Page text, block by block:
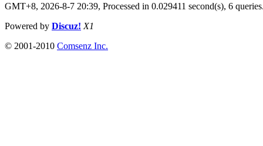
GMT+8, 2026-8-7 20:39, Processed in 0.029411 second(s), 6 queries
Powered by Discuz! X1
© 2001-2010 Comsenz Inc.